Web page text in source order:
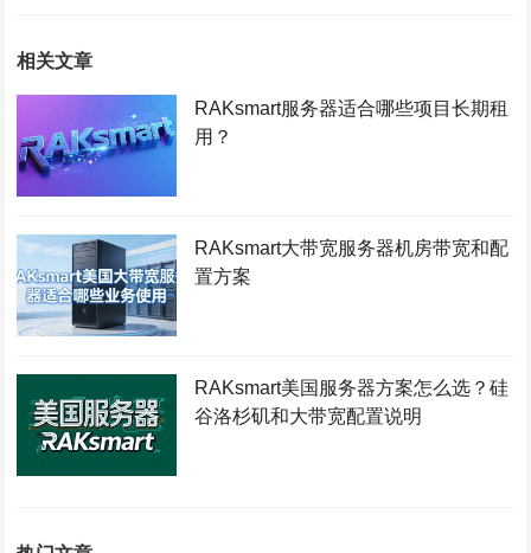
相关文章
RAKsmart服务器适合哪些项目长期租
用？
RAKsmart大带宽服务器机房带宽和配
置方案
RAKsmart美国服务器方案怎么选？硅
谷洛杉矶和大带宽配置说明